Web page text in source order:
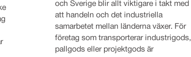
och Sverige blir allt viktigare i takt med
att handeln och det industriella
samarbetet mellan länderna växer. För
företag som transporterar industrigods,
pallgods eller projektgods är